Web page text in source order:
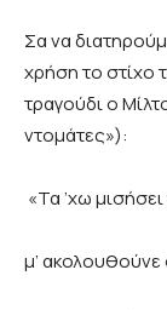
Σα να
χρήση το στίχο
τραγούδι ο
ντομάτες»):
«Τα ’χω
μ’ ακολουθούνε